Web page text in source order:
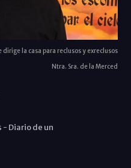
la casa para reclusos y exreclusos
Ntra. Sra. de la Merced
- Diario de un